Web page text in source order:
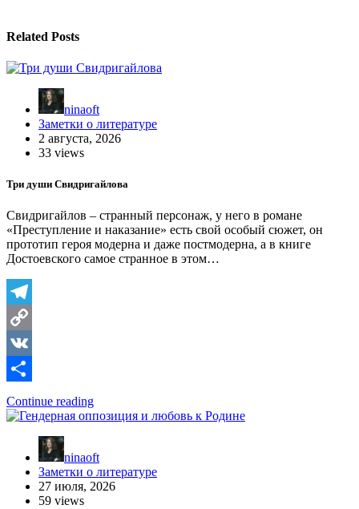
Related Posts
ninaoft
Заметки о литературе
2 августа, 2026
33 views
Три души Свидригайлова
Свидригайлов – странный персонаж, у него в романе
«Преступление и наказание» есть свой особый сюжет, он
прототип героя модерна и даже постмодерна, а в книге
Достоевского самое странное в этом…
Telegram
Copy
Link
VK
Отправить
Continue reading
ninaoft
Заметки о литературе
27 июля, 2026
59 views